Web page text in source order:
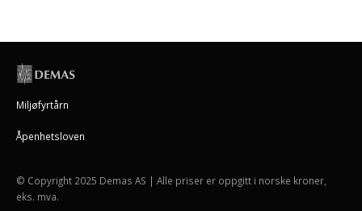
Miljøfyrtårn
Åpenhetsloven
© Copyright 2025 Demas AS | Alle priser er oppgitt i norske kroner,
eks. mva.